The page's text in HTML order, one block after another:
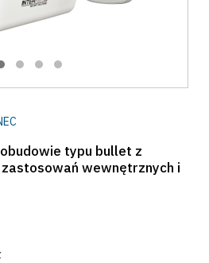
typu bullet z
wewnętrznych i